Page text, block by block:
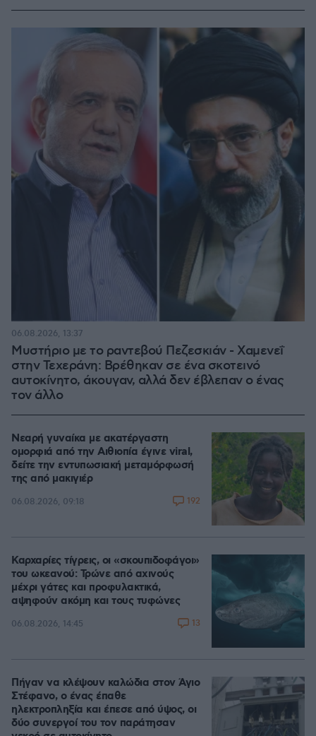
Μυστήριο με το ραντεβού Πεζεσκιάν - Χαμενεΐ
στην Τεχεράνη: Βρέθηκαν σε ένα σκοτεινό
αυτοκίνητο, άκουγαν, αλλά δεν έβλεπαν ο ένας
τον άλλο
06.08.2026, 13:37
Νεαρή γυναίκα με ακατέργαστη
ομορφιά από την Αιθιοπία έγινε viral,
δείτε την εντυπωσιακή μεταμόρφωσή
της από μακιγιέρ
06.08.2026, 09:18 192
Καρχαρίες τίγρεις, οι «σκουπιδοφάγοι»
του ωκεανού: Τρώνε από αχινούς
μέχρι γάτες και προφυλακτικά,
αψηφούν ακόμη και τους τυφώνες
06.08.2026, 14:45 13
Πήγαν να κλέψουν καλώδια στον Άγιο
Στέφανο, ο ένας έπαθε
ηλεκτροπληξία και έπεσε από ύψος, οι
δύο συνεργοί του τον παράτησαν